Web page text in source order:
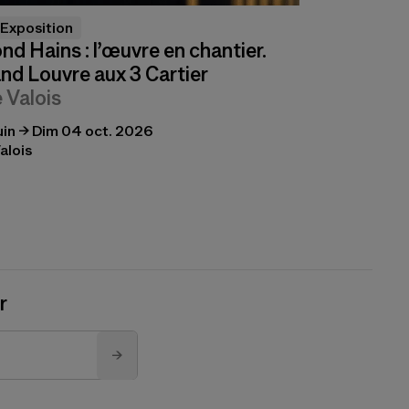
Exposition
Hains : l’œuvre en chantier.
Louvre aux 3 Cartier
Valois
→ Dim 04 oct. 2026
→